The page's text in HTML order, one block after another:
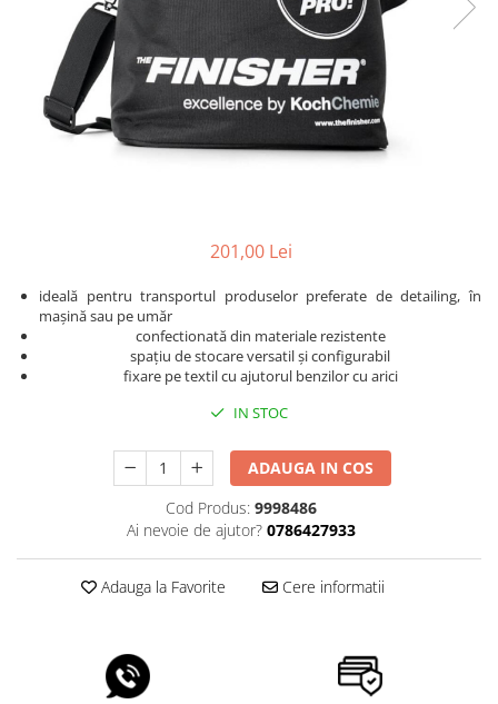
Bureți, Talere
Protecție vopsea
Ceară
Nano
Ustensile
Protecție personală
Protectie piele
Protecție respiratorie
Lămpi de lucru
Tornadoare
Suflante
Nebulizatoare, Spumante
Spălare cu presiune
201,00 Lei
ideală pentru transportul produselor preferate de detailing, în
mașină sau pe umăr
confectionată din materiale rezistente
spațiu de stocare versatil și configurabil
fixare pe textil cu ajutorul benzilor cu arici
IN STOC
ADAUGA IN COS
Cod Produs: 9998486
Ai nevoie de ajutor? 0786427933
Adauga la Favorite Cere informatii